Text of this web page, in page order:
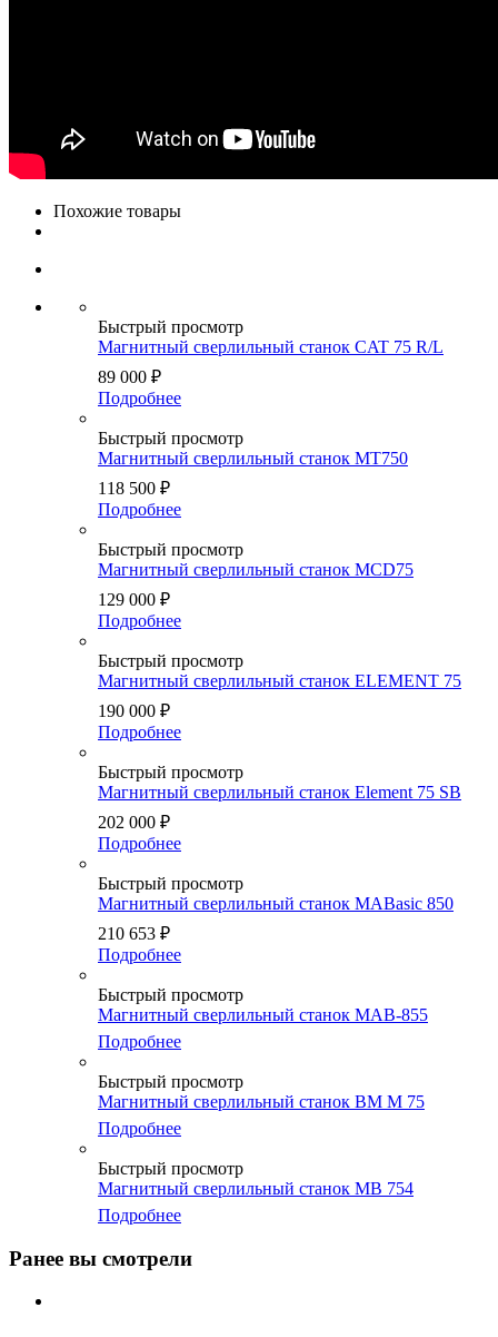
Похожие товары
Быстрый просмотр
Магнитный сверлильный станок CAT 75 R/L
89 000 ₽
Подробнее
Быстрый просмотр
Магнитный сверлильный станок MT750
118 500 ₽
Подробнее
Быстрый просмотр
Магнитный сверлильный станок MCD75
129 000 ₽
Подробнее
Быстрый просмотр
Магнитный сверлильный станок ELEMENT 75
190 000 ₽
Подробнее
Быстрый просмотр
Магнитный сверлильный станок Element 75 SB
202 000 ₽
Подробнее
Быстрый просмотр
Магнитный сверлильный станок MABasic 850
210 653 ₽
Подробнее
Быстрый просмотр
Магнитный сверлильный станок MAB-855
Подробнее
Быстрый просмотр
Магнитный сверлильный станок BM M 75
Подробнее
Быстрый просмотр
Магнитный сверлильный станок MB 754
Подробнее
Ранее вы смотрели